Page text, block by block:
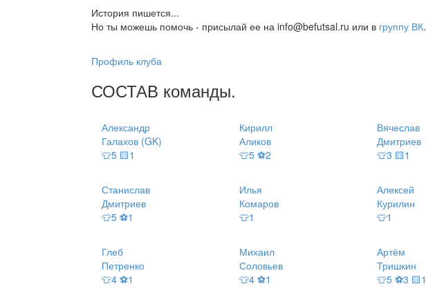
История пишется...
Но ты можешь помочь - присылай ее на info@befutsal.ru или в группу ВК.
Профиль клуба
СОСТАВ команды.
Александр
Галахов (GK)
👕5 🟨1
Кирилл
Аликов
👕5 ⚽2
Вячеслав
Дмитриев
👕3 🟨1
Станислав
Дмитриев
👕5 ⚽1
Илья
Комаров
👕1
Алексей
Курилин
👕1
Глеб
Петренко
👕4 ⚽1
Михаил
Соловьев
👕4 ⚽1
Артём
Тришкин
👕5 ⚽3 🟨1